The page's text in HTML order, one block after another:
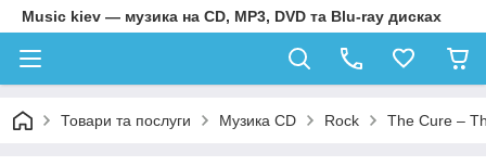
Music kiev — музика на CD, MP3, DVD та Blu-ray дисках
Товари та послуги Музика CD Rock The Cure –